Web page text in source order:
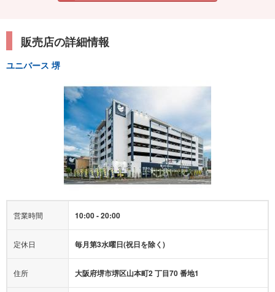
販売店の詳細情報
ユニバース 堺
営業時間 10:00 - 20:00
定休日 毎月第3水曜日(祝日を除く)
住所 大阪府堺市堺区山本町2 丁目70 番地1